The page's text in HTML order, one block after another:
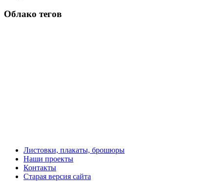
Облако тегов
Листовки, плакаты, брошюры
Наши проекты
Контакты
Старая версия сайта